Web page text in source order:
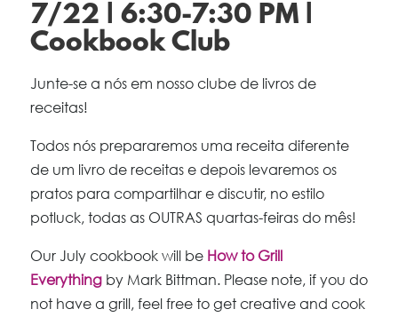
7/22 | 6:30-7:30 PM |
Cookbook Club
Junte-se a nós em nosso clube de livros de
receitas!
Todos nós prepararemos uma receita diferente
de um livro de receitas e depois levaremos os
pratos para compartilhar e discutir, no estilo
potluck, todas as OUTRAS quartas-feiras do mês!
Our July cookbook will be How to Grill
Everythingby Mark Bittman. Please note, if you do
not have a grill, feel free to get creative and cook